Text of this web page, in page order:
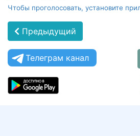
Чтобы проголосовать, установите
Предыдущий
Телеграм канал